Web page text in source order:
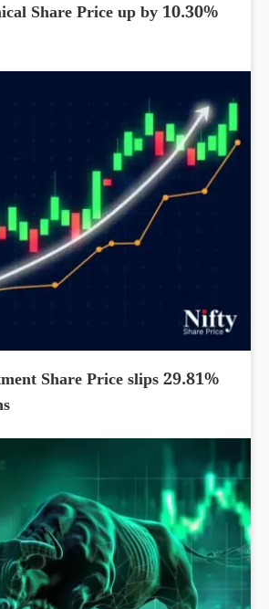
Share Price up by 10.30%
Share Price slips 29.81%